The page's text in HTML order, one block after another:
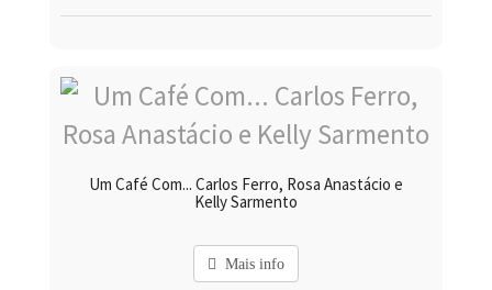
Um Café Com... Carlos Ferro, Rosa Anastácio e
Kelly Sarmento
Mais info